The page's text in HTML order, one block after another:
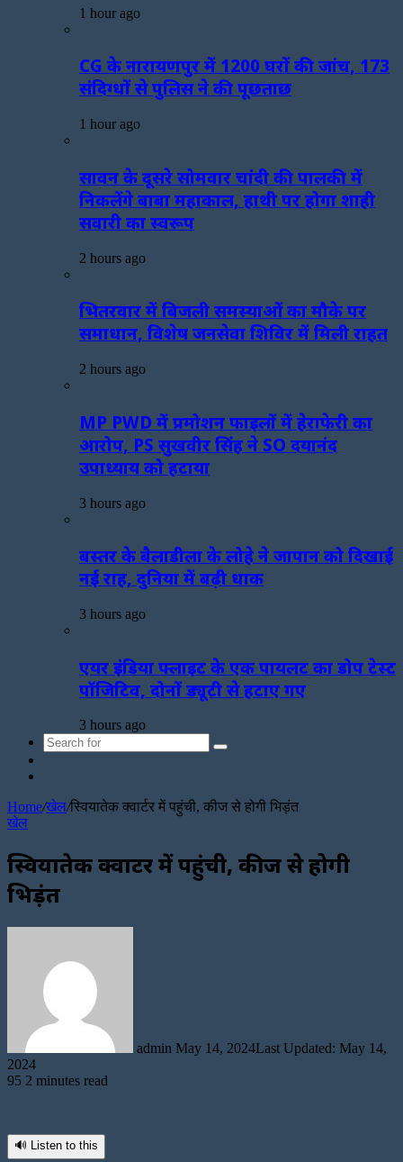
1 hour ago
CG के नारायणपुर में 1200 घरों की जांच, 173
संदिग्धों से पुलिस ने की पूछताछ
1 hour ago
सावन के दूसरे सोमवार चांदी की पालकी में
निकलेंगे बाबा महाकाल, हाथी पर होगा शाही
सवारी का स्वरूप
2 hours ago
भितरवार में बिजली समस्याओं का मौके पर
समाधान, विशेष जनसेवा शिविर में मिली राहत
2 hours ago
MP PWD में प्रमोशन फाइलों में हेराफेरी का
आरोप, PS सुखवीर सिंह ने SO दयानंद
उपाध्याय को हटाया
3 hours ago
बस्तर के बैलाडीला के लोहे ने जापान को दिखाई
नई राह, दुनिया में बढ़ी धाक
3 hours ago
एयर इंडिया फ्लाइट के एक पायलट का डोप टेस्ट
पॉजिटिव, दोनों ड्यूटी से हटाए गए
3 hours ago
Search
Home/खेल/स्वियातेक क्वार्टर में पहुंची, कीज से होगी भिड़ंत
खेल
स्वियातेक क्वार्टर में पहुंची, कीज से होगी
भिड़ंत
admin May 14, 2024Last Updated: May 14,
2024
95 2 minutes read
🔊 Listen to this